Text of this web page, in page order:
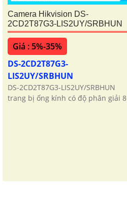
Camera Hikvision DS-
2CD2T87G3-LIS2UY/SRBHUN
Giá : 5%-35%
DS-2CD2T87G3-
LIS2UY/SRBHUN
DS-2CD2T87G3-LIS2UY/SRBHUN
trang bị ống kính có độ phân giải 8